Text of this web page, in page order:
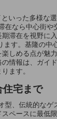
いった多様
なら中心街
滞在を視野
す。基隆の
しめる点が
情報は、ガ
ます。
宅まで
、伝統的な
ペースに最